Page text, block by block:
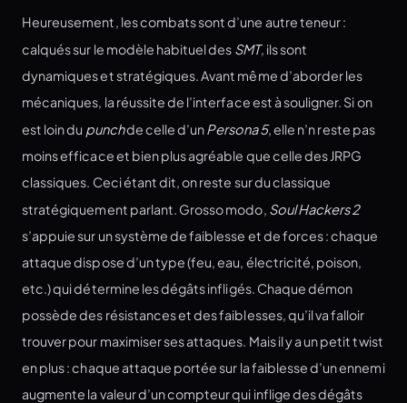
Heureusement, les combats sont d’une autre teneur :
calqués sur le modèle habituel des SMT, ils sont
dynamiques et stratégiques. Avant même d’aborder les
mécaniques, la réussite de l’interface est à souligner. Si on
est loin du punchde celle d’unPersona 5, elle n’n reste pas
moins efficace et bien plus agréable que celle des JRPG
classiques. Ceci étant dit, on reste sur du classique
stratégiquement parlant. Grosso modo, Soul Hackers 2
s’appuie sur un système de faiblesse et de forces : chaque
attaque dispose d’un type (feu, eau, électricité, poison,
etc.) qui détermine les dégâts infligés. Chaque démon
possède des résistances et des faiblesses, qu’il va falloir
trouver pour maximiser ses attaques. Mais il y a un petit twist
en plus : chaque attaque portée sur la faiblesse d’un ennemi
augmente la valeur d’un compteur qui inflige des dégâts